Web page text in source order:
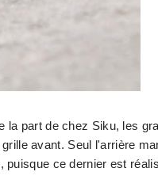
la part de chez Siku, les
avant. Seul l'arrière
puisque ce dernier est